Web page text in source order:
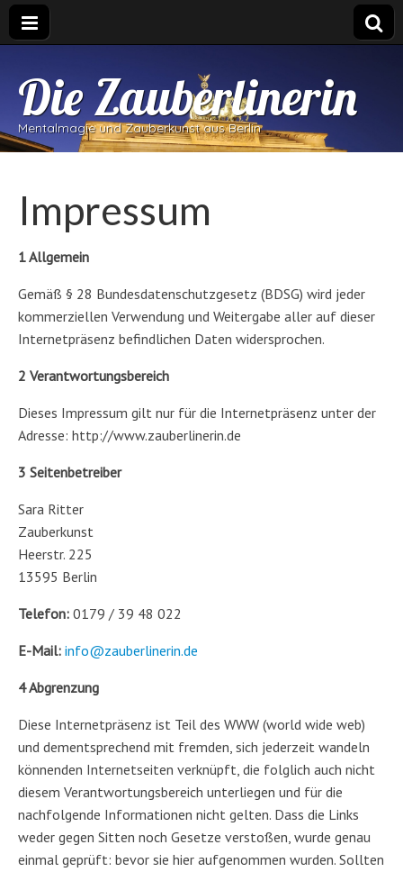
Die Zauberlinerin
Mentalmagie und Zauberkunst aus Berlin
Impressum
1 Allgemein
Gemäß § 28 Bundesdatenschutzgesetz (BDSG) wird jeder
kommerziellen Verwendung und Weitergabe aller auf dieser
Internetpräsenz befindlichen Daten widersprochen.
2 Verantwortungsbereich
Dieses Impressum gilt nur für die Internetpräsenz unter der
Adresse: http://www.zauberlinerin.de
3 Seitenbetreiber
Sara Ritter
Zauberkunst
Heerstr. 225
13595 Berlin
Telefon: 0179 / 39 48 022
E-Mail: info@zauberlinerin.de
4 Abgrenzung
Diese Internetpräsenz ist Teil des WWW (world wide web)
und dementsprechend mit fremden, sich jederzeit wandeln
könnenden Internetseiten verknüpft, die folglich auch nicht
diesem Verantwortungsbereich unterliegen und für die
nachfolgende Informationen nicht gelten. Dass die Links
weder gegen Sitten noch Gesetze verstoßen, wurde genau
einmal geprüft: bevor sie hier aufgenommen wurden. Sollten